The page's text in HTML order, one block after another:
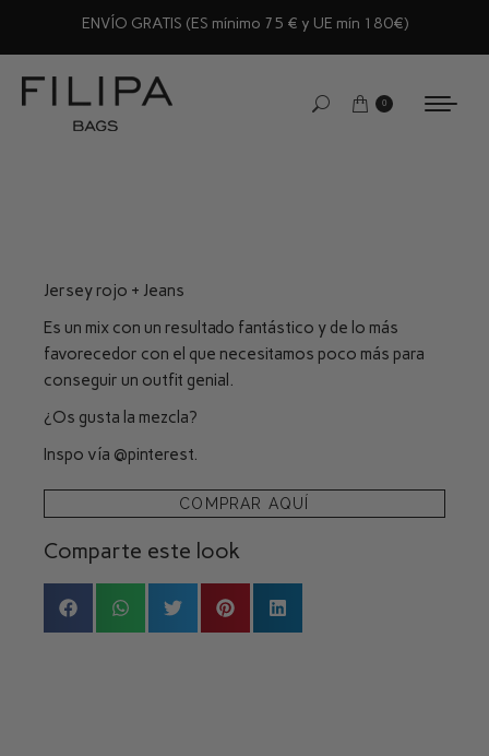
ENVÍO GRATIS (ES mínimo 75 € y UE mín 180€)
0
Jersey rojo + Jeans
Es un mix con un resultado fantástico y de lo más
favorecedor con el que necesitamos poco más para
conseguir un outfit genial.
¿Os gusta la mezcla?
Inspo vía @pinterest.
COMPRAR AQUÍ
Comparte este look